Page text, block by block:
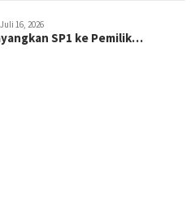
Juli 16, 2026
SP1 ke Pemilik…